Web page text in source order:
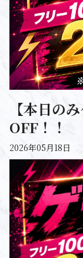
【本日の
OFF！！
2026年05月18日